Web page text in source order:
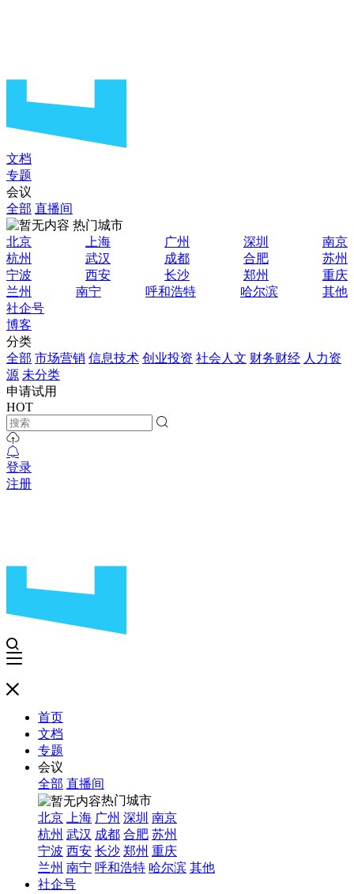
文档
专题
会议
全部 直播间
热门城市
北京
上海 广州 深圳
南京
杭州
武汉 成都 合肥
苏州
宁波
西安 长沙 郑州
重庆
兰州
南宁 呼和浩特 哈尔滨
其他
社企号
博客
分类
全部 市场营销 信息技术 创业投资 社会人文 财务财经 人力资
源 未分类
申请试用
HOT
登录
注册
首页
文档
专题
会议
全部 直播间
热门城市
北京
上海 广州 深圳 南京
杭州 武汉 成都 合肥 苏州
宁波 西安 长沙 郑州 重庆
兰州 南宁 呼和浩特 哈尔滨 其他
社企号